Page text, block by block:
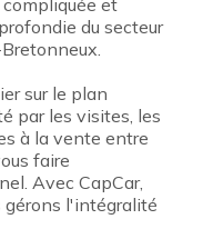
et
du secteur
sur le plan
par les visites, les
à la vente entre
faire
Avec CapCar,
gérons l'intégralité